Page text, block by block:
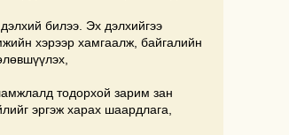
билээ. Эх дэлхийгээ
хэрээр хамгаалж, байгалийн
тодорхой зарим зан
эргэж харах шаардлага,